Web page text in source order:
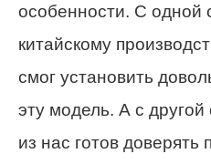
особенности. С одной
китайскому
смог установить
эту модель. А с
из нас готов доверять